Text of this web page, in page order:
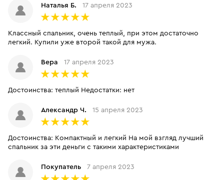
Наталья Б. 17 апреля 2023
Классный спальник, очень теплый, при этом достаточно
легкий. Купили уже второй такой для мужа.
Вера 17 апреля 2023
Достоинства: теплый Недостатки: нет
Александр Ч. 15 апреля 2023
Достоинства: Компактный и легкий На мой взгляд лучший
спальник за эти деньги с такими характеристиками
Покупатель 7 апреля 2023